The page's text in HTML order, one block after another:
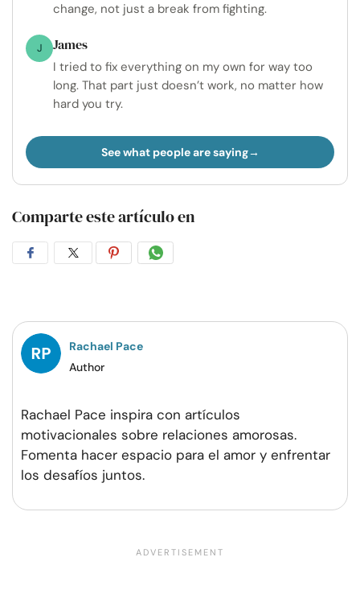
change, not just a break from fighting.
J James
I tried to fix everything on my own for way too
long. That part just doesn’t work, no matter how
hard you try.
See what people are saying
Comparte este artículo en
CompartirCompartirCompartirCompartir
Rachael Pace
Author
Rachael Pace inspira con artículos
motivacionales sobre relaciones amorosas.
Fomenta hacer espacio para el amor y enfrentar
los desafíos juntos.